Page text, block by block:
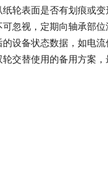
轮表面是否有划痕或
忽视，定期向轴承部
设备状态数据，如电
交替使用的备用方案